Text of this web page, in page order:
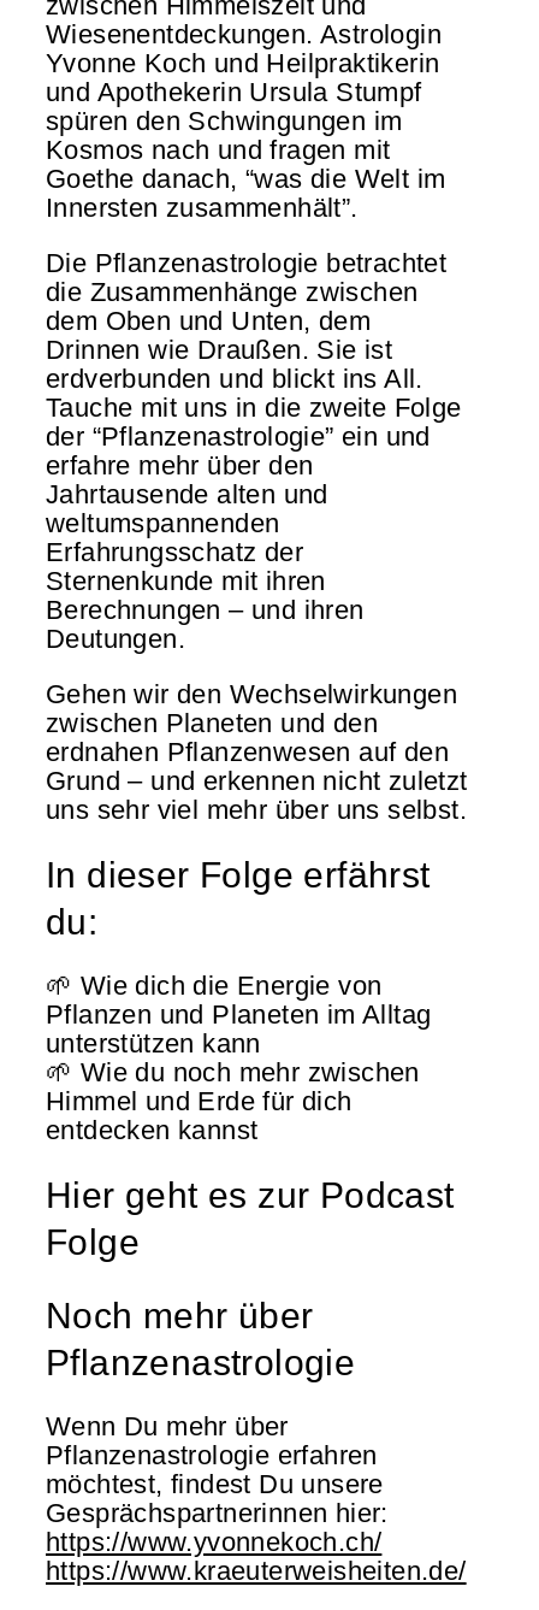
Wiesenentdeckungen. Astrologin
Yvonne Koch und Heilpraktikerin
und Apothekerin Ursula Stumpf
spüren den Schwingungen im
Kosmos nach und fragen mit
Goethe danach, “was die Welt im
Innersten zusammenhält”.
Die Pflanzenastrologie betrachtet
die Zusammenhänge zwischen
dem Oben und Unten, dem
Drinnen wie Draußen. Sie ist
erdverbunden und blickt ins All.
Tauche mit uns in die zweite Folge
der “Pflanzenastrologie” ein und
erfahre mehr über den
Jahrtausende alten und
weltumspannenden
Erfahrungsschatz der
Sternenkunde mit ihren
Berechnungen – und ihren
Deutungen.
Gehen wir den Wechselwirkungen
zwischen Planeten und den
erdnahen Pflanzenwesen auf den
Grund – und erkennen nicht zuletzt
uns sehr viel mehr über uns selbst.
In dieser Folge erfährst
du: ​
🌱 Wie dich die Energie von
Pflanzen und Planeten im Alltag
unterstützen kann
🌱 Wie du noch mehr zwischen
Himmel und Erde für dich
entdecken kannst
Hier geht es zur Podcast
Folge
Noch mehr über
Pflanzenastrologie​
Wenn Du mehr über
Pflanzenastrologie erfahren
möchtest, findest Du unsere
Gesprächspartnerinnen hier:
https://www.yvonnekoch.ch/
https://www.kraeuterweisheiten.de/